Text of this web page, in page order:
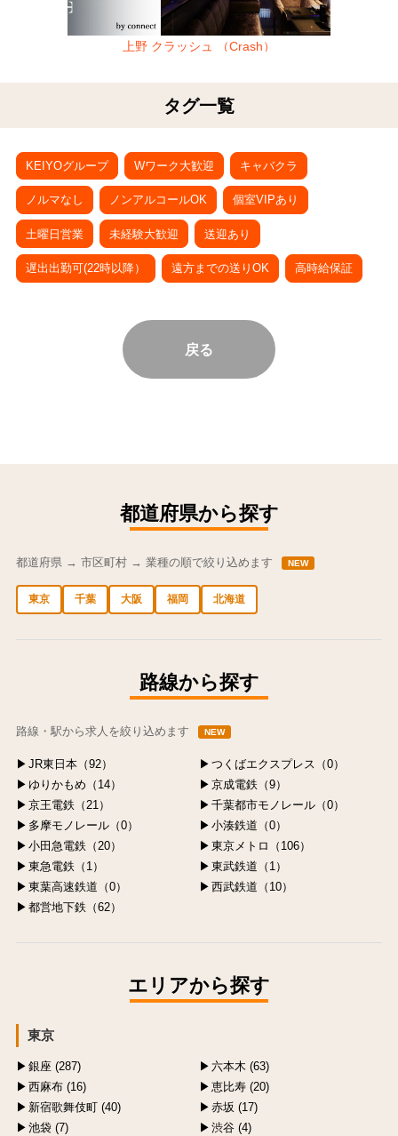
上野 クラッシュ （Crash）
タグ一覧
KEIYOグループ Wワーク大歓迎 キャバクラ
ノルマなし ノンアルコールOK 個室VIPあり
土曜日営業 未経験大歓迎 送迎あり
遅出出勤可(22時以降） 遠方までの送りOK 高時給保証
戻る
都道府県から探す
都道府県 → 市区町村 → 業種の順で絞り込めます NEW
東京 千葉 大阪 福岡 北海道
路線から探す
路線・駅から求人を絞り込めます NEW
JR東日本（92）
つくばエクスプレス（0）
ゆりかもめ（14）
京成電鉄（9）
京王電鉄（21）
千葉都市モノレール（0）
多摩モノレール（0）
小湊鉄道（0）
小田急電鉄（20）
東京メトロ（106）
東急電鉄（1）
東武鉄道（1）
東葉高速鉄道（0）
西武鉄道（10）
都営地下鉄（62）
エリアから探す
東京
銀座 (287)
六本木 (63)
西麻布 (16)
恵比寿 (20)
新宿歌舞伎町 (40)
赤坂 (17)
池袋 (7)
渋谷 (4)